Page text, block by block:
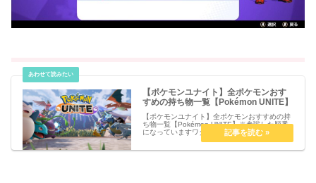
【ポケモンユナイト】全ポケモンおす
すめの持ち物一覧【Pokémon UNITE】
【ポケモンユナイト】全ポケモンおすすめの持
ち物一覧【Pokémon UNITE】※参戦した順番
になっていますワタシラガルカリオリザードン
ヤドランフシギバナプクリンファイアローピカ